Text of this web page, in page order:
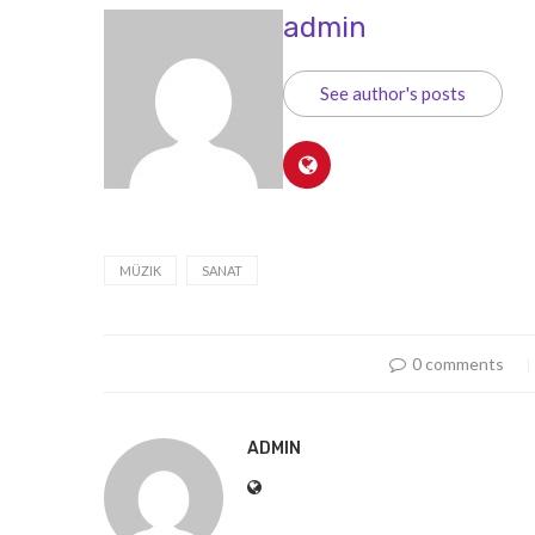
admin
See author's posts
MÜZIK SANAT
0 comments
ADMIN